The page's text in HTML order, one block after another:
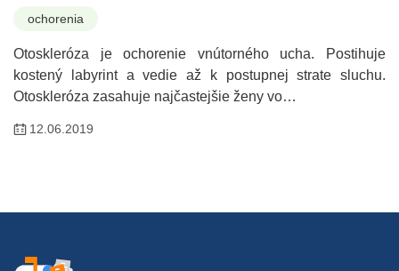
ochorenia
Otoskleróza je ochorenie vnútorného ucha. Postihuje
kostený labyrint a vedie až k postupnej strate sluchu.
Otoskleróza zasahuje najčastejšie ženy vo…
12.06.2019